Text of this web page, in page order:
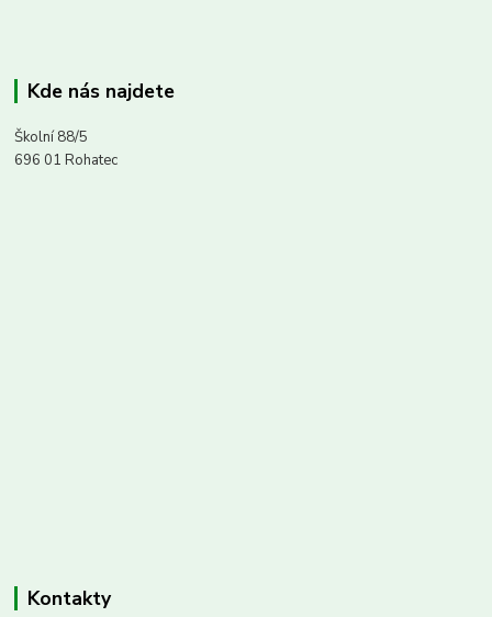
Kde nás najdete
Školní 88/5
696 01 Rohatec
Kontakty